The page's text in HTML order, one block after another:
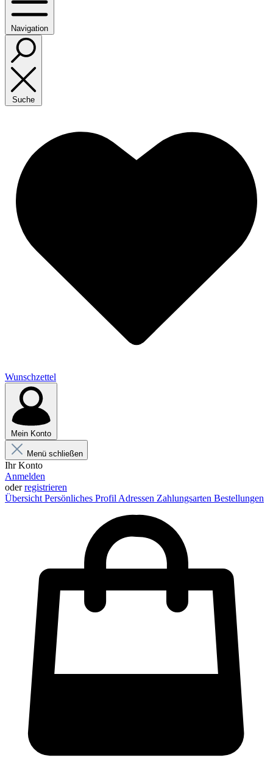
Navigation
Suche
Wunschzettel
Mein Konto
Menü schließen
Ihr Konto
Anmelden
oderregistrieren
Übersicht Persönliches Profil Adressen Zahlungsarten Bestellungen